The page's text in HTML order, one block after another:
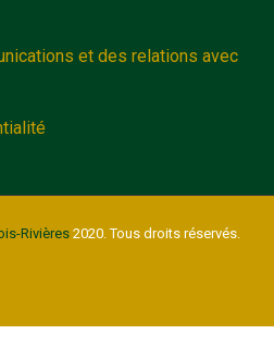
et des relations avec
Rivières2020. Tous droits réservés.